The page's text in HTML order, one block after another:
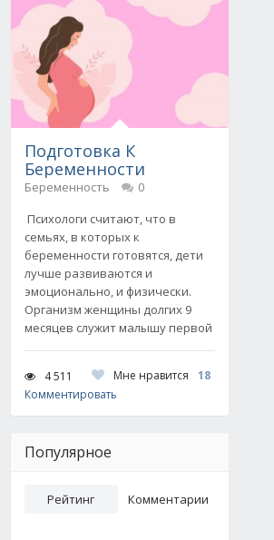
Подготовка К
Беременности
Беременность
0
Психологи считают, что в
семьях, в которых к
беременности готовятся, дети
лучше развиваются и
эмоционально, и физически.
Организм женщины долгих 9
месяцев служит малышу первой
4 511 Мне нравится
18
Комментировать
Популярное
Рейтинг Комментарии